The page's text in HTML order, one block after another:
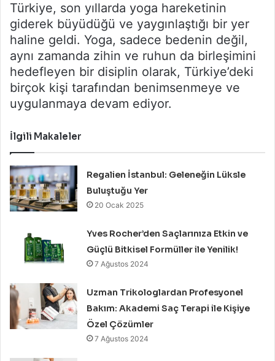
Türkiye, son yıllarda yoga hareketinin
giderek büyüdüğü ve yaygınlaştığı bir yer
haline geldi. Yoga, sadece bedenin değil,
aynı zamanda zihin ve ruhun da birleşimini
hedefleyen bir disiplin olarak, Türkiye’deki
birçok kişi tarafından benimsenmeye ve
uygulanmaya devam ediyor.
İlgili Makaleler
Regalien İstanbul: Geleneğin Lüksle
Buluştuğu Yer
20 Ocak 2025
Yves Rocher’den Saçlarınıza Etkin ve
Güçlü Bitkisel Formüller ile Yenilik!
7 Ağustos 2024
Uzman Trikologlardan Profesyonel
Bakım: Akademi Saç Terapi ile Kişiye
Özel Çözümler
7 Ağustos 2024